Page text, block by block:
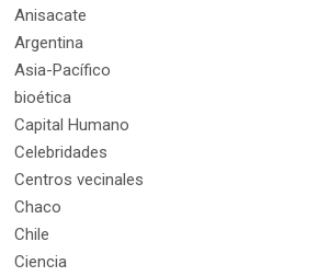
Anisacate
Argentina
Asia-Pacífico
bioética
Capital Humano
Celebridades
Centros vecinales
Chaco
Chile
Ciencia